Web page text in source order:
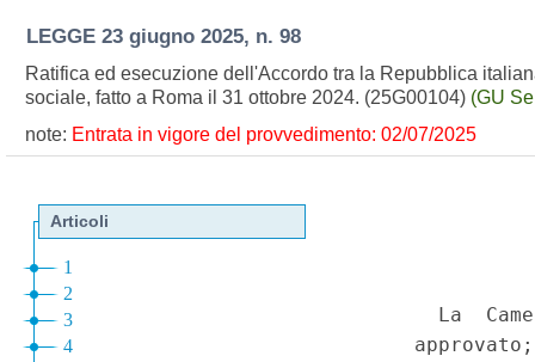
LEGGE 23 giugno 2025, n. 98
Ratifica ed esecuzione dell'Accordo tra la Repubblica
sociale, fatto a Roma il 31 ottobre 2024. (25G00104) (GU
note: Entrata in vigore del provvedimento: 02/07/2025